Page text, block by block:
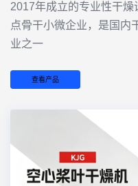
2017年成立的‌专业性干
点骨干小微企业，是国内
业之一
查看产品